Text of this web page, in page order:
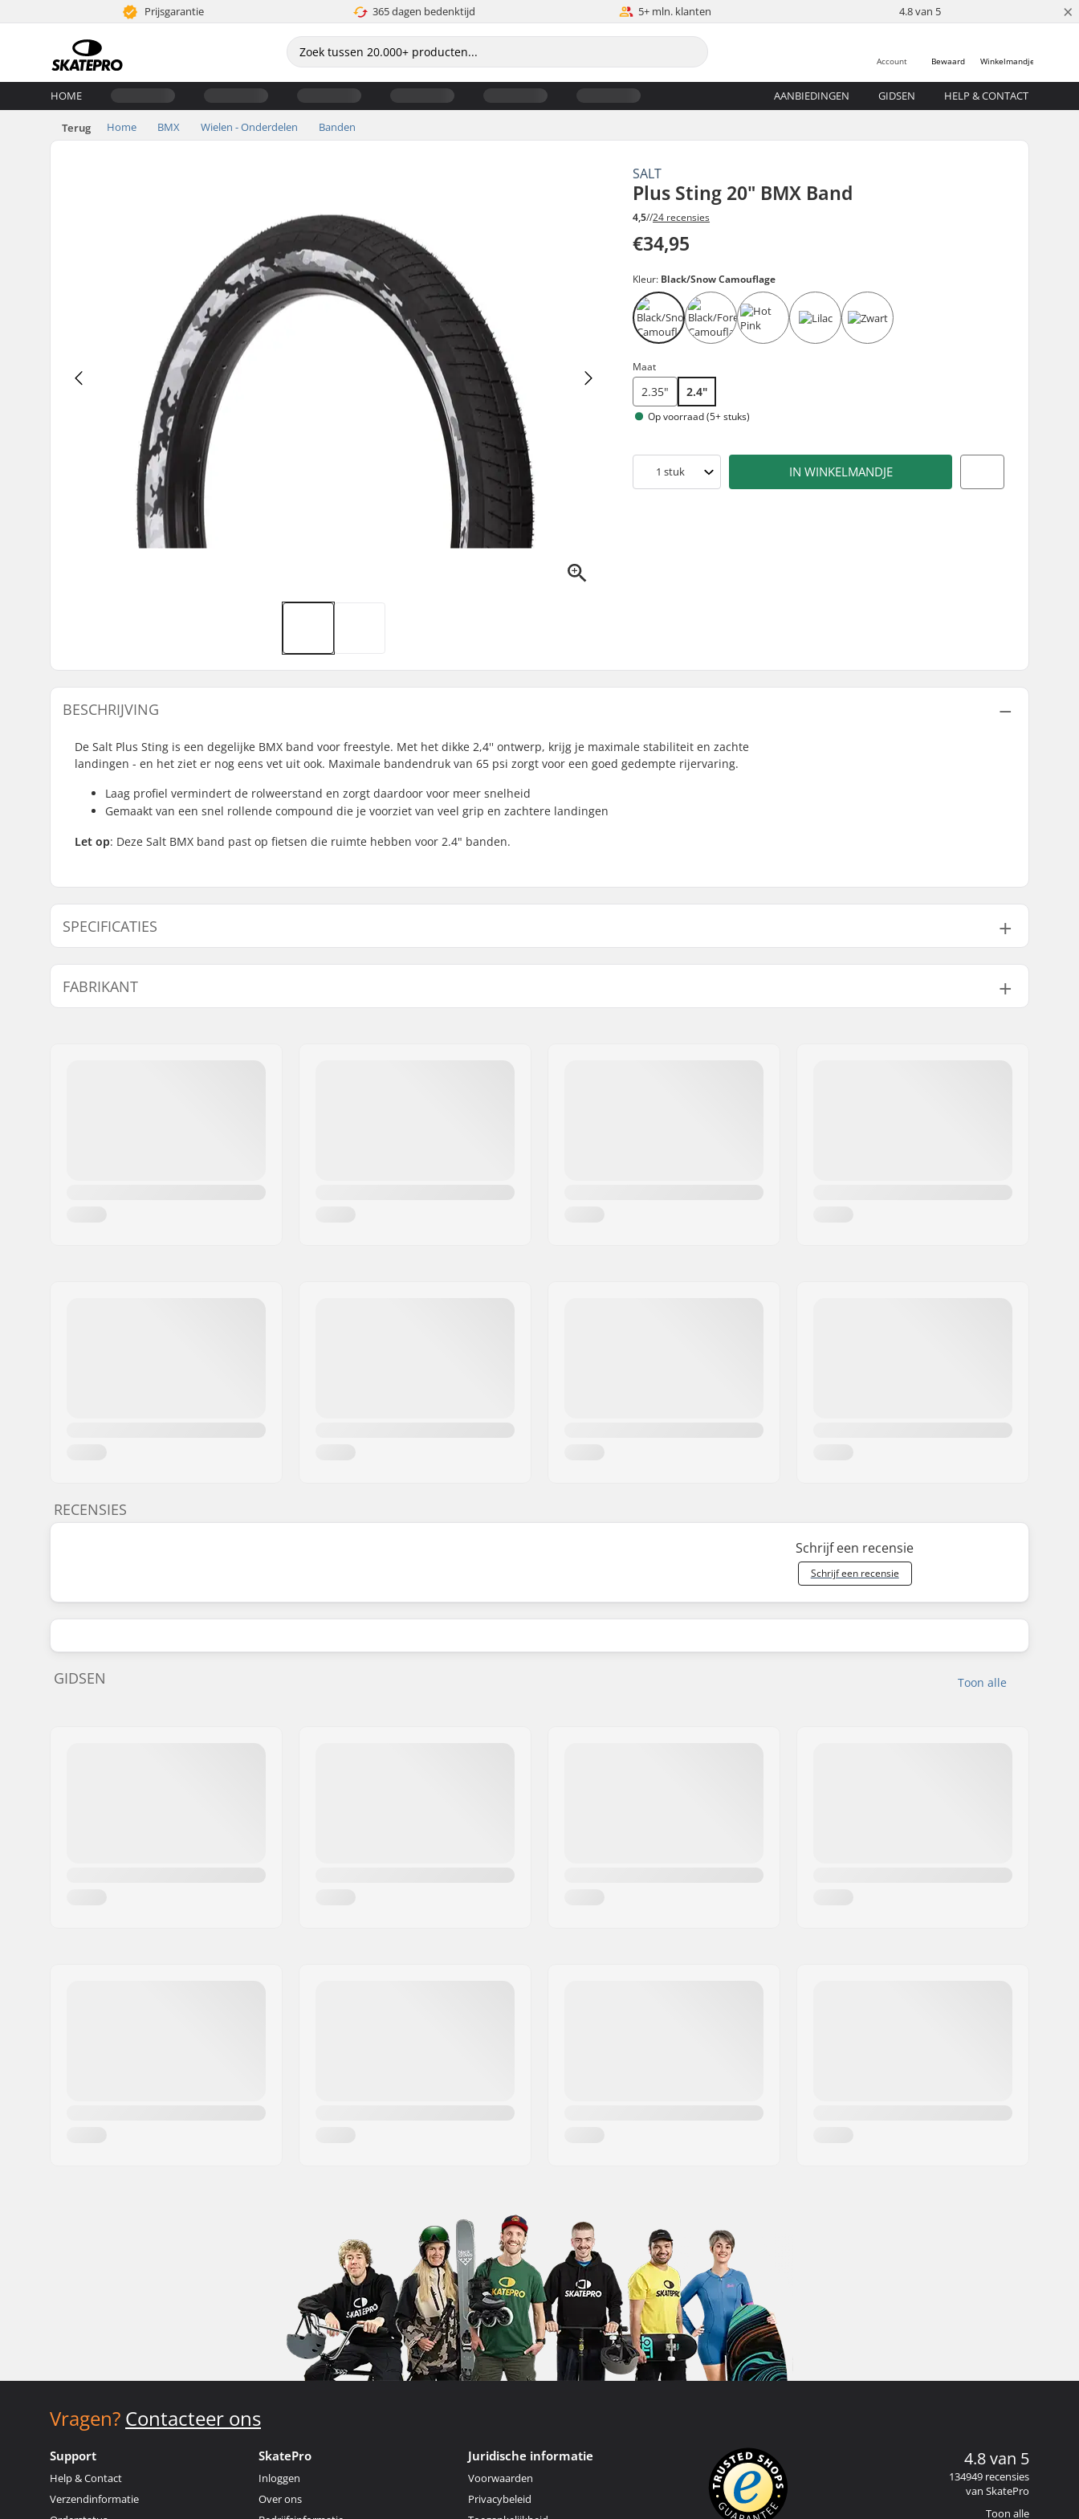
Prijsgarantie 365 dagen bedenktijd 5+ mln. klanten 4.8 van 5 ×
Winkelmandje
Bewaard
Account
HOME AANBIEDINGEN GIDSEN HELP & CONTACT
Terug Home BMX Wielen - Onderdelen Banden
SALT
Plus Sting 20" BMX Band
4,5//24 recensies
€34,95
Kleur: Black/Snow Camouflage
Maat
2.35" 2.4"
Op voorraad (5+ stuks)
1 stuk IN WINKELMANDJE
BESCHRIJVING
De Salt Plus Sting is een degelijke BMX band voor freestyle. Met het dikke 2,4'' ontwerp, krijg je maximale stabiliteit en zachte
landingen - en het ziet er nog eens vet uit ook. Maximale bandendruk van 65 psi zorgt voor een goed gedempte rijervaring.
Laag profiel vermindert de rolweerstand en zorgt daardoor voor meer snelheid
Gemaakt van een snel rollende compound die je voorziet van veel grip en zachtere landingen
Let op: Deze Salt BMX band past op fietsen die ruimte hebben voor 2.4" banden.
SPECIFICATIES
BMX Discipline:
Freestyle BMX
Bandprofiel:
Bandmateriaal:
Rubber compound
Opvouwbaar:
Niet opvouwbaar
Gewicht:
690g
FABRIKANT
RECENSIES
Schrijf een recensie
Schrijf een recensie
Toon alle
GIDSEN
Vragen? Contacteer ons
Support
Help & Contact
Verzendinformatie
SkatePro
Inloggen
Over ons
Juridische informatie
Voorwaarden
Privacybeleid
4.8 van 5
134949 recensies
van SkatePro
Toon alle